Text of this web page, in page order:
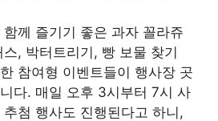
께 즐기기 좋은 과자 꼴라쥬
, 박터트리기, 빵 보물 찾기
참여형 이벤트들이 행사장 곳
다. 매일 오후 3시부터 7시 사
첨 행사도 진행된다고 하니,